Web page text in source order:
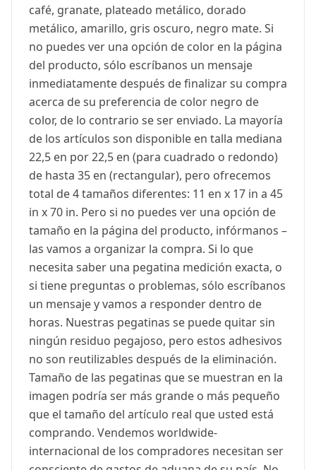
café, granate, plateado metálico, dorado
metálico, amarillo, gris oscuro, negro mate. Si
no puedes ver una opción de color en la página
del producto, sólo escríbanos un mensaje
inmediatamente después de finalizar su compra
acerca de su preferencia de color negro de
color, de lo contrario se ser enviado. La mayoría
de los artículos son disponible en talla mediana
22,5 en por 22,5 en (para cuadrado o redondo)
de hasta 35 en (rectangular), pero ofrecemos
total de 4 tamaños diferentes: 11 en x 17 in a 45
in x 70 in. Pero si no puedes ver una opción de
tamaño en la página del producto, infórmanos –
las vamos a organizar la compra. Si lo que
necesita saber una pegatina medición exacta, o
si tiene preguntas o problemas, sólo escríbanos
un mensaje y vamos a responder dentro de
horas. Nuestras pegatinas se puede quitar sin
ningún residuo pegajoso, pero estos adhesivos
no son reutilizables después de la eliminación.
Tamaño de las pegatinas que se muestran en la
imagen podría ser más grande o más pequeño
que el tamaño del artículo real que usted está
comprando. Vendemos worldwide-
internacional de los compradores necesitan ser